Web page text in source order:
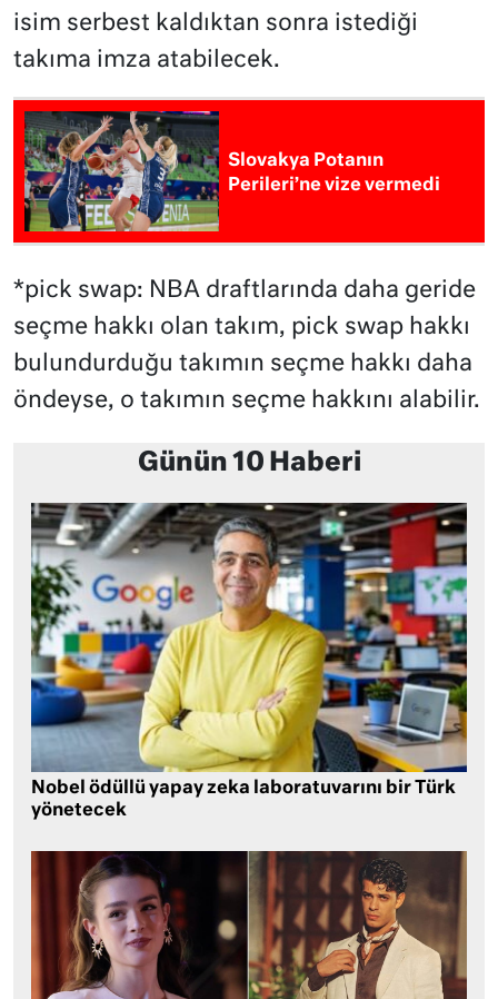
isim serbest kaldıktan sonra istediği
takıma imza atabilecek.
Slovakya Potanın
Perileri’ne vize vermedi
*pick swap: NBA draftlarında daha geride
seçme hakkı olan takım, pick swap hakkı
bulundurduğu takımın seçme hakkı daha
öndeyse, o takımın seçme hakkını alabilir.
Günün 10 Haberi
Nobel ödüllü yapay zeka laboratuvarını bir Türk
yönetecek